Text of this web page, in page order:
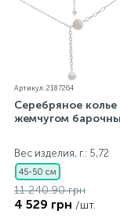
Артикул: 2187264
Серебряное колье
жемчугом
Вес изделия, г.: 5,72
45-50 см
11 240.90 грн
4 529 грн /шт.